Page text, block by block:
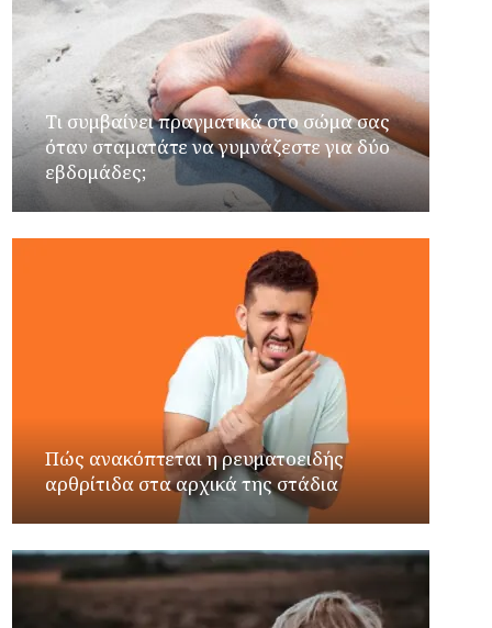
Τι συμβαίνει πραγματικά στο σώμα σας
όταν σταματάτε να γυμνάζεστε για δύο
εβδομάδες;
Πώς ανακόπτεται η ρευματοειδής
αρθρίτιδα στα αρχικά της στάδια